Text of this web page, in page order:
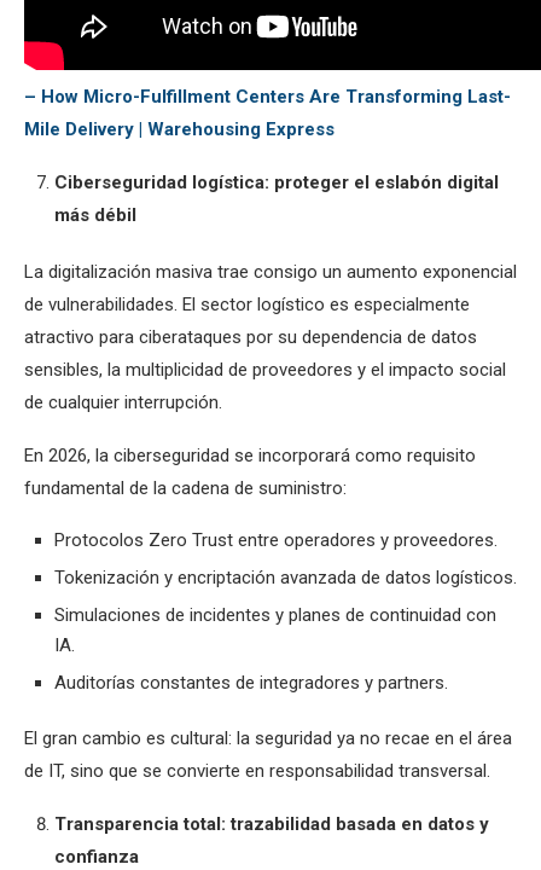
– How Micro-Fulfillment Centers Are Transforming Last-
Mile Delivery | Warehousing Express
Ciberseguridad logística: proteger el eslabón digital
más débil
La digitalización masiva trae consigo un aumento exponencial
de vulnerabilidades. El sector logístico es especialmente
atractivo para ciberataques por su dependencia de datos
sensibles, la multiplicidad de proveedores y el impacto social
de cualquier interrupción.
En 2026, la ciberseguridad se incorporará como requisito
fundamental de la cadena de suministro:
Protocolos Zero Trust entre operadores y proveedores.
Tokenización y encriptación avanzada de datos logísticos.
Simulaciones de incidentes y planes de continuidad con
IA.
Auditorías constantes de integradores y partners.
El gran cambio es cultural: la seguridad ya no recae en el área
de IT, sino que se convierte en responsabilidad transversal.
Transparencia total: trazabilidad basada en datos y
confianza